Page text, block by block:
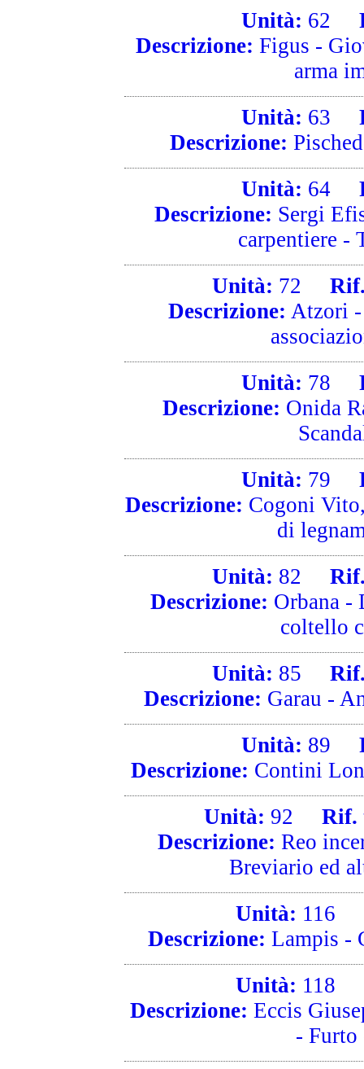
Unità: 62
Descrizione: Figus -
arma
Unità: 63
Descrizione:
Unità: 64
Descrizione: Sergi
carpentiere -
Unità: 72
Rif.
Descrizione: Atzori
Unità: 78
Descrizione: Onida
Unità: 79
Descrizione: Cogoni
di
Unità: 82
Rif.
Descrizione: Orbana -
coltello
Unità: 85
Rif.
Descrizione: Garau -
Unità: 89
Descrizione: Contini
Unità: 92
Rif.
Descrizione: Reo
Breviario ed
Unità: 116
Descrizione: Lampis -
Unità: 118
Descrizione: Eccis
-